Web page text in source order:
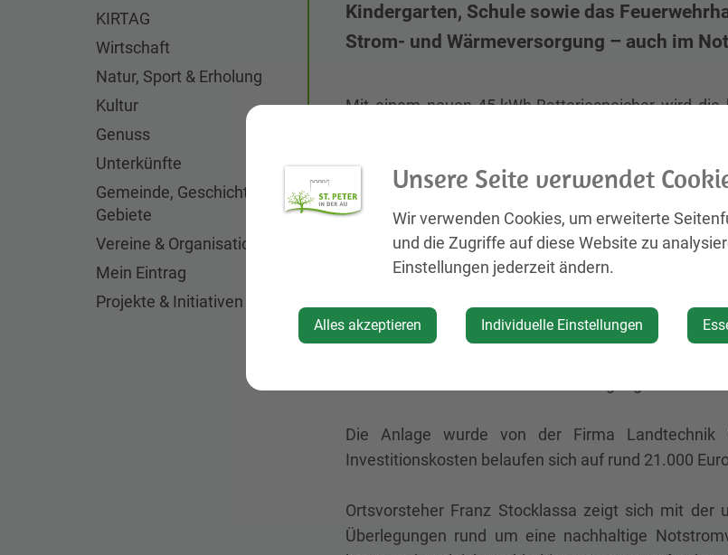
Kindergarten, Schule sowie das
Strom- und Wärmeversorgung – auch im
Mit einem neuen 45-kWh-Batteriespeicher wird
Johann erweitert und die Energieversorgung im
Feuerwehrhaus profitieren künftig von einer
Mit der Inbetriebnahme eines neuen
nachhaltiger Energieversorgung und
bestehende Photovoltaikanlage auf dem Dach der
Über den Speicher werden künftig Kindergarten
sichert das System auch die gesamte
Ort. Im Bedarfsfall kann zudem das gesamte
Sollte der Batteriespeicher erschöpft sein, besteht
Die Anlage wurde von der Firma
Investitionskosten belaufen sich auf rund 21.000
Ortsvorsteher Franz Stocklassa zeigt sich mit der
Überlegungen rund um eine nachhaltige
KIRTAG
Wirtschaft
Natur, Sport & Erholung
Kultur
Genuss
Unterkünfte
Gemeinde, Geschichte,
Gebiete
Vereine & Organisationen
Mein Eintrag
Projekte & Initiativen
Unsere Seite verwendet
Wir verwenden Cookies, um erweiterte
und die Zugriffe auf diese Website zu
Einstellungen jederzeit ändern.
Alles akzeptieren Individuelle Einstellungen